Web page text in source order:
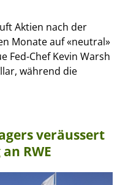
Aktien nach der
Monate auf «neutral»
Fed-Chef Kevin Warsh
während die
veräussert
RWE